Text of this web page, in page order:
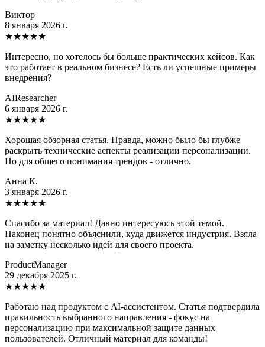
Виктор
8 января 2026 г.
★★★★★
Интересно, но хотелось бы больше практических кейсов. Как
это работает в реальном бизнесе? Есть ли успешные примеры
внедрения?
AIResearcher
6 января 2026 г.
★★★★★
Хорошая обзорная статья. Правда, можно было бы глубже
раскрыть технические аспекты реализации персонализации.
Но для общего понимания трендов - отлично.
Анна К.
3 января 2026 г.
★★★★★
Спасибо за материал! Давно интересуюсь этой темой.
Наконец понятно объяснили, куда движется индустрия. Взяла
на заметку несколько идей для своего проекта.
ProductManager
29 декабря 2025 г.
★★★★★
Работаю над продуктом с AI-ассистентом. Статья подтвердила
правильность выбранного направления - фокус на
персонализацию при максимальной защите данных
пользователей. Отличный материал для команды!